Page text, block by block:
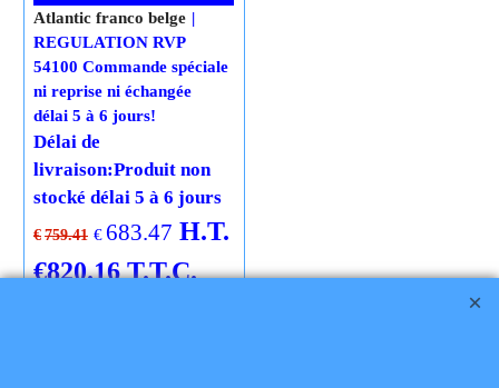
€ 759.41 € 683.47 H.T.
€820.16 T.T.C.
Atlantic franco belge
REGULATION RVP
54100 Commande spéciale
ni reprise ni échangée
délai 5 à 6 jours!
Délai de
livraison:Produit non
stocké délai 5 à 6 jours